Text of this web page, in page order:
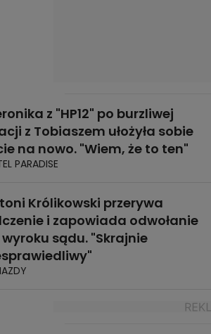
z "HP12" po burzliwej
z Tobiaszem ułożyła sobie
na nowo. "Wiem, że to ten"
PARADISE
Królikowski przerywa
i zapowiada odwołanie
sądu. "Skrajnie